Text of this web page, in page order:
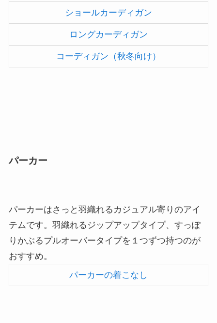
ショールカーディガン
ロングカーディガン
コーディガン（秋冬向け）
パーカー
パーカーはさっと羽織れるカジュアル寄りのアイ
テムです。羽織れるジップアップタイプ、すっぽ
りかぶるプルオーバータイプを１つずつ持つのが
おすすめ。
パーカーの着こなし